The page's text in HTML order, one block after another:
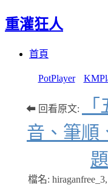
重灌狂人
首頁
PotPlayer
⬅ 回看原文:
音、筆順
檔名: hiraganfree_3